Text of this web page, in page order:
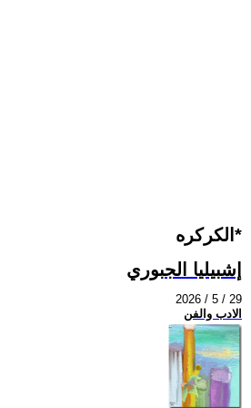
الكركره*
إشبيليا الجبوري
2026 / 5 / 29
الادب والفن